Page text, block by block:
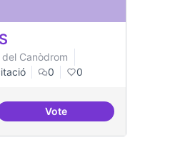
Canòdrom
0 0
VoteSensibilització FLOSS